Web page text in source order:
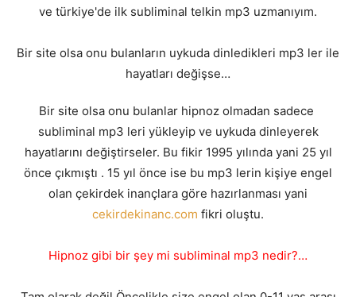
ve türkiye'de ilk subliminal telkin mp3 uzmanıyım.
Bir site olsa onu bulanların uykuda dinledikleri mp3 ler ile
hayatları değişse…
Bir site olsa onu bulanlar hipnoz olmadan sadece
subliminal mp3 leri yükleyip ve uykuda dinleyerek
hayatlarını değiştirseler. Bu fikir 1995 yılında yani 25 yıl
önce çıkmıştı . 15 yıl önce ise bu mp3 lerin kişiye engel
olan çekirdek inançlara göre hazırlanması yani
cekirdekinanc.com fikri oluştu.
Hipnoz gibi bir şey mi subliminal mp3 nedir?…